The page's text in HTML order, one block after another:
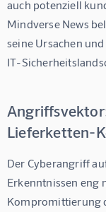
auch potenziell
Mindverse News
seine Ursachen
IT-
Lieferketten-
Der Cyberangriff
Erkenntnissen eng
Kompromittierung